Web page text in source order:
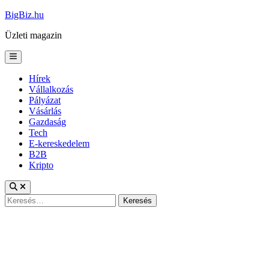
Skip
content
BigBiz.hu
Üzleti magazin
Main
Menu
Hírek
Vállalkozás
Pályázat
Vásárlás
Gazdaság
Tech
E-kereskedelem
B2B
Kripto
Keresés: